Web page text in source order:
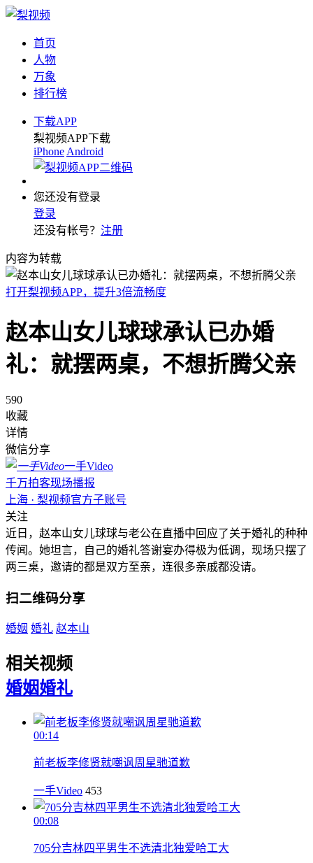
首页
人物
万象
排行榜
下载APP
梨视频APP下载
iPhone Android
您还没有登录
登录
还没有帐号？ 注册
内容为转载
打开梨视频APP，提升3倍流畅度
赵本山女儿球球承认已办婚
礼：就摆两桌，不想折腾父亲
590
收藏
详情
微信分享
一手Video
千万拍客现场播报
上海 · 梨视频官方子账号
关注
近日，赵本山女儿球球与老公在直播中回应了关于婚礼的种种
传闻。她坦言，自己的婚礼答谢宴办得极为低调，现场只摆了
两三桌，邀请的都是双方至亲，连很多亲戚都没请。
扫二维码分享
婚姻 婚礼 赵本山
相关视频
婚姻婚礼
00:14
前老板李修贤就嘲讽周星驰道歉
一手Video 453
00:08
705分吉林四平男生不选清北独爱哈工大